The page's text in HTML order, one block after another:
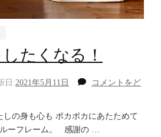
たくなる！
日:2021年5月11日
コメントをど
しの身も心も ポカポカにあたためて
ーフレーム。 感謝の …